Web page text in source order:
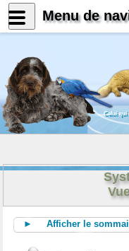
Celui qui
► Afficher le
Menu de